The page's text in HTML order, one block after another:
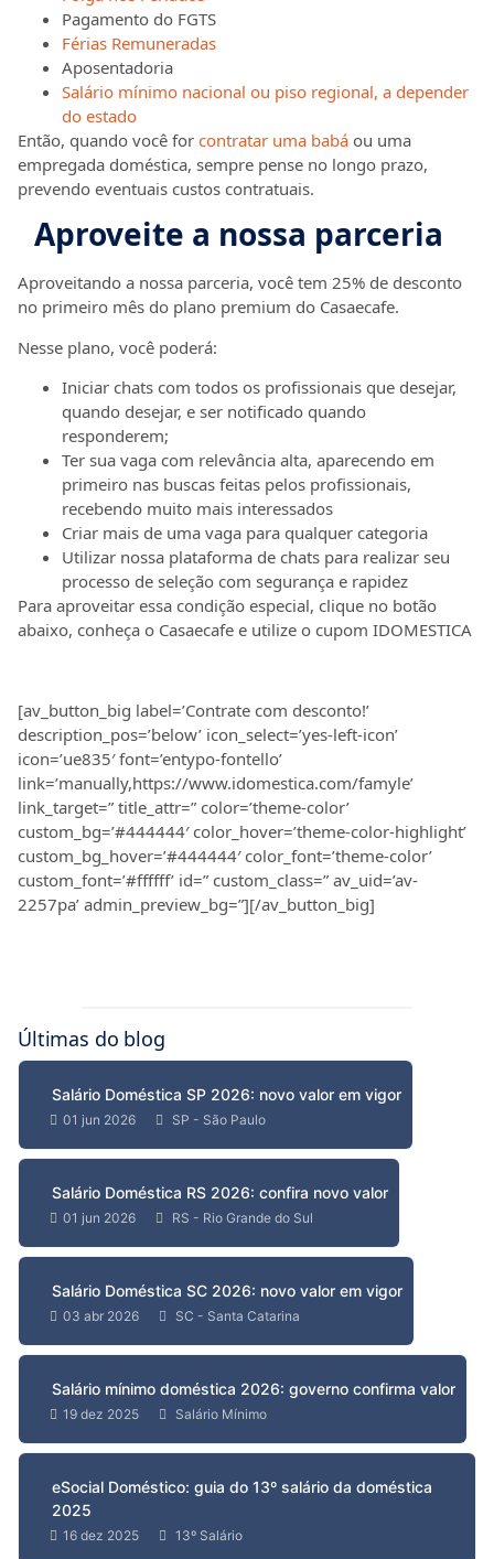
Pagamento do FGTS
Férias Remuneradas
Aposentadoria
Salário mínimo nacional ou piso regional, a depender
do estado
Então, quando você for contratar uma babá ou uma
empregada doméstica, sempre pense no longo prazo,
prevendo eventuais custos contratuais.
Aproveite a nossa parceria
Aproveitando a nossa parceria, você tem 25% de desconto
no primeiro mês do plano premium do Casaecafe.
Nesse plano, você poderá:
Iniciar chats com todos os profissionais que desejar,
quando desejar, e ser notificado quando
responderem;
Ter sua vaga com relevância alta, aparecendo em
primeiro nas buscas feitas pelos profissionais,
recebendo muito mais interessados
Criar mais de uma vaga para qualquer categoria
Utilizar nossa plataforma de chats para realizar seu
processo de seleção com segurança e rapidez
Para aproveitar essa condição especial, clique no botão
abaixo, conheça o Casaecafe e utilize o cupom IDOMESTICA
[av_button_big label=’Contrate com desconto!’
description_pos=’below’ icon_select=’yes-left-icon’
icon=’ue835′ font=’entypo-fontello’
link=’manually,https://www.idomestica.com/famyle’
link_target=” title_attr=” color=’theme-color’
custom_bg=’#444444′ color_hover=’theme-color-highlight’
custom_bg_hover=’#444444′ color_font=’theme-color’
custom_font=’#ffffff’ id=” custom_class=” av_uid=’av-
2257pa’ admin_preview_bg=”][/av_button_big]
Últimas do blog
Salário Doméstica SP 2026: novo valor em vigor
01 jun 2026 SP - São Paulo
Salário Doméstica RS 2026: confira novo valor
01 jun 2026 RS - Rio Grande do Sul
Salário Doméstica SC 2026: novo valor em vigor
03 abr 2026 SC - Santa Catarina
Salário mínimo doméstica 2026: governo confirma valor
19 dez 2025 Salário Mínimo
eSocial Doméstico: guia do 13º salário da doméstica
2025
16 dez 2025 13º Salário